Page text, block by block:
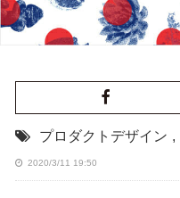
プロダクトデザイン ,
2020/3/11 19:50